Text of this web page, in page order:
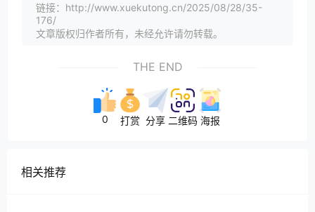
链接：http://www.xuekutong.cn/2025/08/28/35-
176/
文章版权归作者所有，未经允许请勿转载。
THE END
0 打赏 分享 二维码 海报
相关推荐